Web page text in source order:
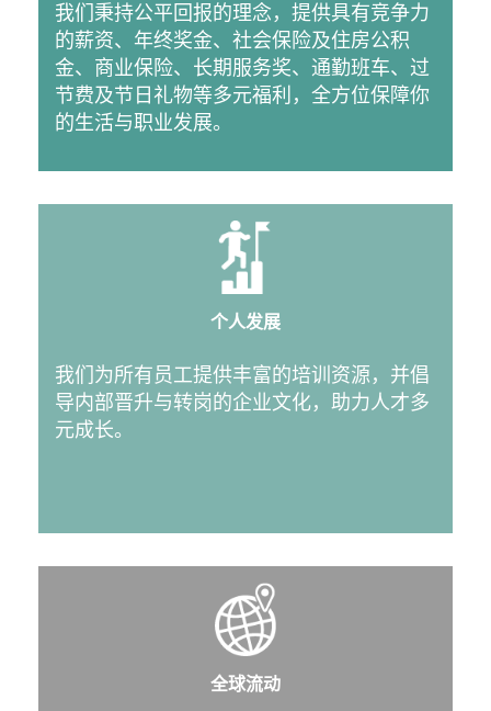
我们秉持公平回报的理念，提供具有竞争力
的薪资、年终奖金、社会保险及住房公积
金、商业保险、长期服务奖、通勤班车、过
节费及节日礼物等多元福利，全方位保障你
的生活与职业发展。
个人发展
我们为所有员工提供丰富的培训资源，并倡
导内部晋升与转岗的企业文化，助力人才多
元成长。
全球流动